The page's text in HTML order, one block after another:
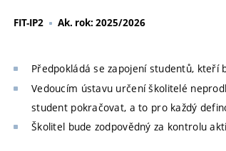
FIT-IP2 Ak. rok: 2025/2026
Předpokládá se zapojení studentů, kteří
Vedoucím ústavu určení školitelé
student pokračovat, a to pro každý
Školitel bude zodpovědný za kontrolu